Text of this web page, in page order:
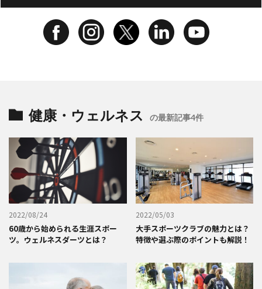
健康・ウェルネス の最新記事4件
2022/08/24
60歳から始められる生涯スポー
ツ。ウェルネスダーツとは？
2022/05/03
大手スポーツクラブの魅力とは？
特徴や選ぶ際のポイントも解説！